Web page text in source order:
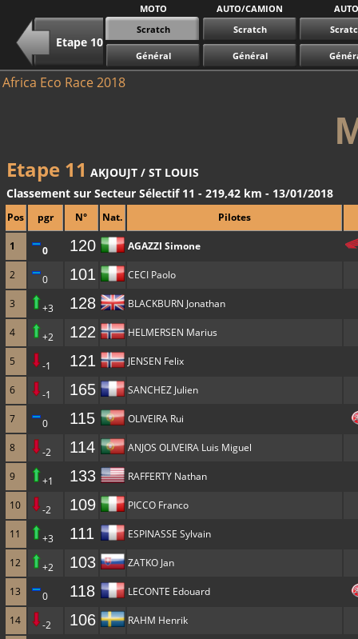
MOTO AUTO/CAMION AUTO
Etape 10
Scratch Scratch
Général Général
Africa Eco Race 2018
Etape 11 AKJOUJT / ST LOUIS
Classement sur Secteur Sélectif 11 - 219,42 km - 13/01/2018
Pos pgr N° Nat. Pilotes
1 0 120 AGAZZI Simone
2 0 101 CECI Paolo
3 +3 128 BLACKBURN Jonathan
4 +2 122 HELMERSEN Marius
5 -1 121 JENSEN Felix
6 -1 165 SANCHEZ Julien
7 0 115 OLIVEIRA Rui
8 -2 114 ANJOS OLIVEIRA Luis Miguel
9 +1 133 RAFFERTY Nathan
10 -2 109 PICCO Franco
11 +3 111 ESPINASSE Sylvain
12 +2 103 ZATKO Jan
13 0 118 LECONTE Edouard
14 -2 106 RAHM Henrik